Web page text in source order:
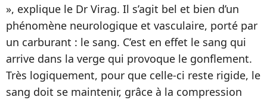
», explique le Dr Virag. Il s’agit bel et bien d’un
phénomène neurologique et vasculaire, porté par
un carburant : le sang. C’est en effet le sang qui
arrive dans la verge qui provoque le gonflement.
Très logiquement, pour que celle-ci reste rigide, le
sang doit se maintenir, grâce à la compression